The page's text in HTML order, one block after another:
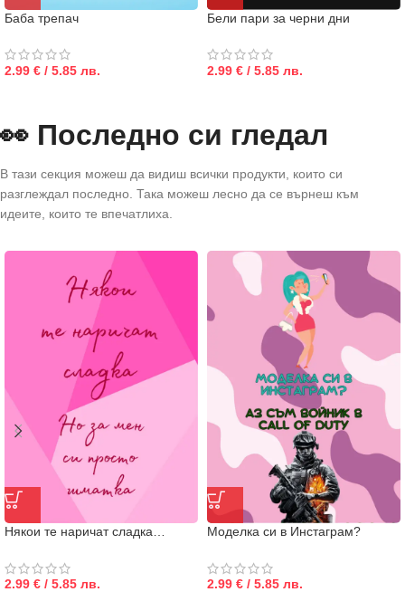
Баба трепач
2.99 € / 5.85 лв.
Бели пари за черни дни
2.99 € / 5.85 лв.
👀 Последно си гледал
В тази секция можеш да видиш всички продукти, които си
разглеждал последно. Така можеш лесно да се върнеш към
идеите, които те впечатлиха.
Някои те наричат сладка…
2.99 € / 5.85 лв.
Моделка си в Инстаграм?
2.99 € / 5.85 лв.